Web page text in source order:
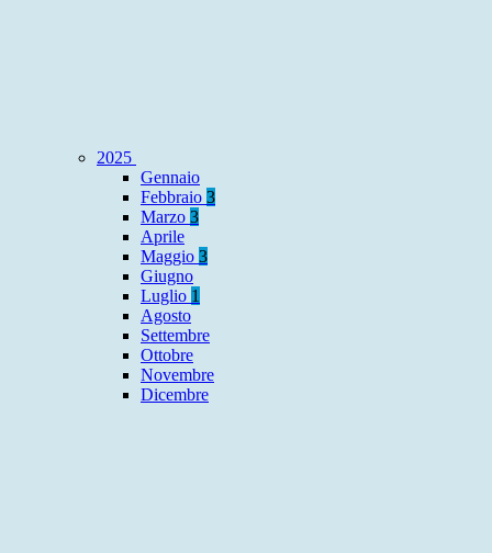
2025
Gennaio
Febbraio 3
Marzo 3
Aprile
Maggio 3
Giugno
Luglio 1
Agosto
Settembre
Ottobre
Novembre
Dicembre